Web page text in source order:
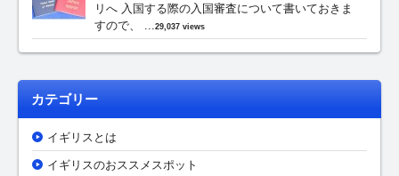
リへ 入国する際の入国審査について書いておきま
すので、 ...
29,037 views
カテゴリー
イギリスとは
イギリスのおススメスポット